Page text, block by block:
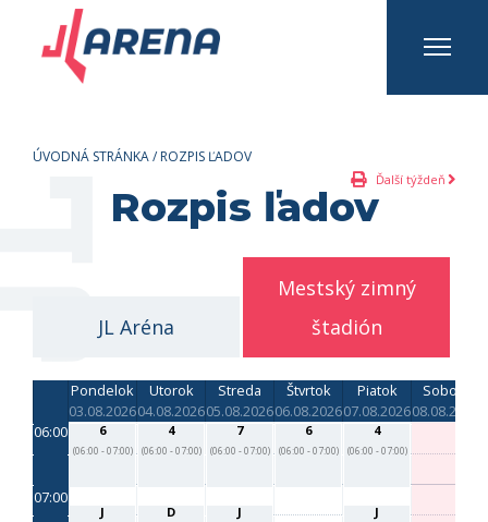
ÚVODNÁ STRÁNKA/ ROZPIS ĽADOV
Rozpis ľadov
JL Aréna
Mestský zimný
štadión
Ďalší týždeň
Pondelok
03.08.2026
Utorok
04.08.2026
Streda
05.08.2026
Štvrtok
06.08.2026
Piatok
07.08.2026
Sobota
08.08.2026
06:00
07:00
6
(06:00 - 07:00)
J
4
(06:00 - 07:00)
D
7
(06:00 - 07:00)
J
6
(06:00 - 07:00)
4
(06:00 - 07:00)
J